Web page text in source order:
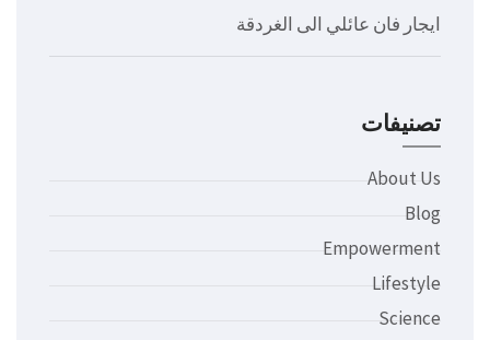
ايجار فان عائلي الى الغردقة
تصنيفات
About Us
Blog
Empowerment
Lifestyle
Science